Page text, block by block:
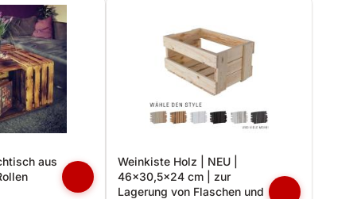
aus
Weinkiste Holz | NEU |
46x30,5x24 cm | zur
Lagerung von Flaschen und